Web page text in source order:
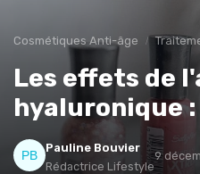
Cosmétiques Anti-âge
Les effets de
hyaluronique
Pauline Bouvier
Rédactrice Lifestyle
9